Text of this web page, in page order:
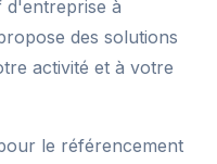
d'entreprise à
des solutions
activité et à votre
le référencement